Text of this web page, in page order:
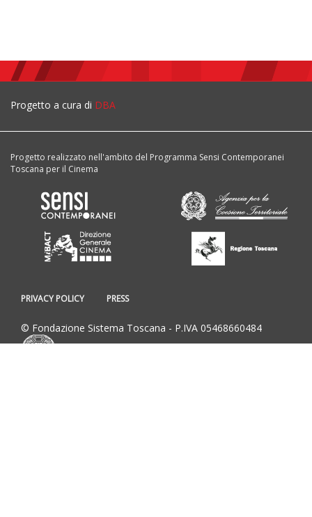
Progetto a cura di DBA
Progetto realizzato nell'ambito del Programma Sensi Contemporanei
Toscana per il Cinema
PRIVACY POLICY PRESS
© Fondazione Sistema Toscana - P.IVA 05468660484